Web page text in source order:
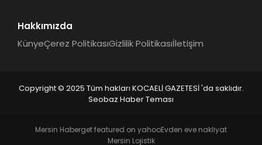
Hakkımızda
KünyeÇerez PolitikasıGizlilik Politikasıİletişim
Copyright © 2025 Tüm hakları KOCAELİ GAZETESİ 'da saklıdır.
Seobaz Haber Teması
Mersin Haberget featured on yahooEvden eve nakliyat
Mersin Lojistik